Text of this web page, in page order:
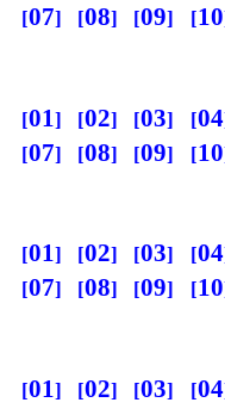
07
08 09 10
01 02 03 04
07
08 09 10
01 02 03 04
07
08 09 10
01 02 03 04